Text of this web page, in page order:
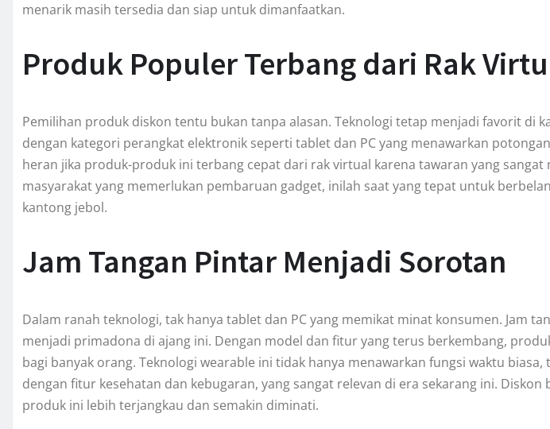
menarik masih tersedia dan siap untuk dimanfaatkan.
Produk Populer Terbang dari Rak
Pemilihan produk diskon tentu bukan tanpa alasan. Teknologi tetap menjadi favorit di
dengan kategori perangkat elektronik seperti tablet dan PC yang menawarkan
heran jika produk-produk ini terbang cepat dari rak virtual karena tawaran yang sangat
masyarakat yang memerlukan pembaruan gadget, inilah saat yang tepat untuk
kantong jebol.
Jam Tangan Pintar Menjadi Sorotan
Dalam ranah teknologi, tak hanya tablet dan PC yang memikat minat konsumen. Jam
menjadi primadona di ajang ini. Dengan model dan fitur yang terus berkembang,
bagi banyak orang. Teknologi wearable ini tidak hanya menawarkan fungsi waktu biasa,
dengan fitur kesehatan dan kebugaran, yang sangat relevan di era sekarang ini. Diskon
produk ini lebih terjangkau dan semakin diminati.